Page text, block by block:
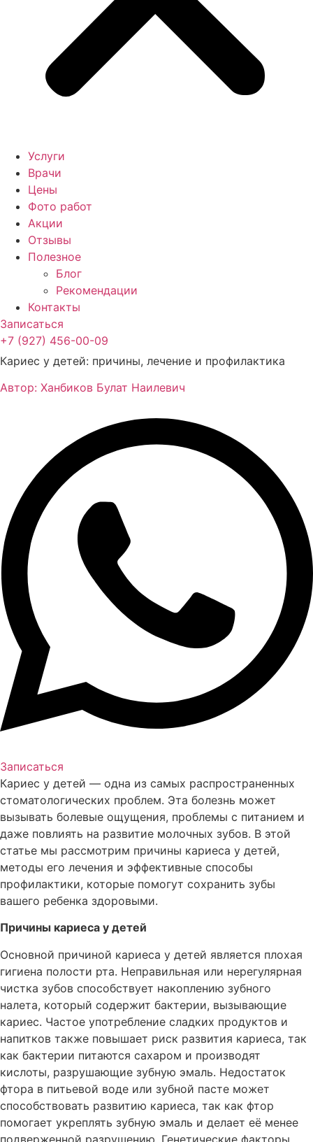
Услуги
Врачи
Цены
Фото работ
Акции
Отзывы
Полезное
Блог
Рекомендации
Контакты
Записаться
+7 (927) 456-00-09
Кариес у детей: причины, лечение и профилактика
Автор: Ханбиков Булат Наилевич
Записаться
Кариес у детей — одна из самых распространенных
стоматологических проблем. Эта болезнь может
вызывать болевые ощущения, проблемы с питанием и
даже повлиять на развитие молочных зубов. В этой
статье мы рассмотрим причины кариеса у детей,
методы его лечения и эффективные способы
профилактики, которые помогут сохранить зубы
вашего ребенка здоровыми.
Причины кариеса у детей
Основной причиной кариеса у детей является плохая
гигиена полости рта. Неправильная или нерегулярная
чистка зубов способствует накоплению зубного
налета, который содержит бактерии, вызывающие
кариес. Частое употребление сладких продуктов и
напитков также повышает риск развития кариеса, так
как бактерии питаются сахаром и производят
кислоты, разрушающие зубную эмаль. Недостаток
фтора в питьевой воде или зубной пасте может
способствовать развитию кариеса, так как фтор
помогает укреплять зубную эмаль и делает её менее
подверженной разрушению. Генетические факторы